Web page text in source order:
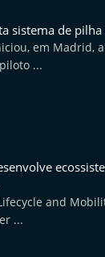
sistema de pilha
em Madrid,
...
and
...